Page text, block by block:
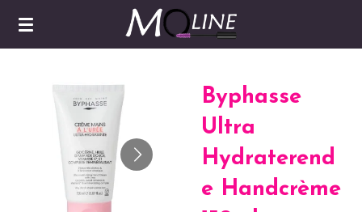
Ga
hoofdinhoud
Byphasse
Ultra
Hydraterend
e Handcrème